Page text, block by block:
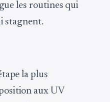
les routines qui
stagnent.
la plus
aux UV